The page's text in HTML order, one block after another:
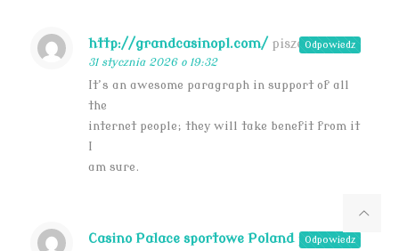
http://grandcasinopl.com/ pisze:
31 stycznia 2026 o 19:32
It’s an awesome paragraph in support of all
the
internet people; they will take benefit from it
I
am sure.
Odpowiedz
Casino Palace sportowe Poland pisze:
Odpowiedz